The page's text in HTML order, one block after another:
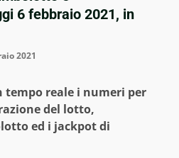
6 febbraio 2021, in
2021
tempo reale i numeri per
del lotto,
ed i jackpot di